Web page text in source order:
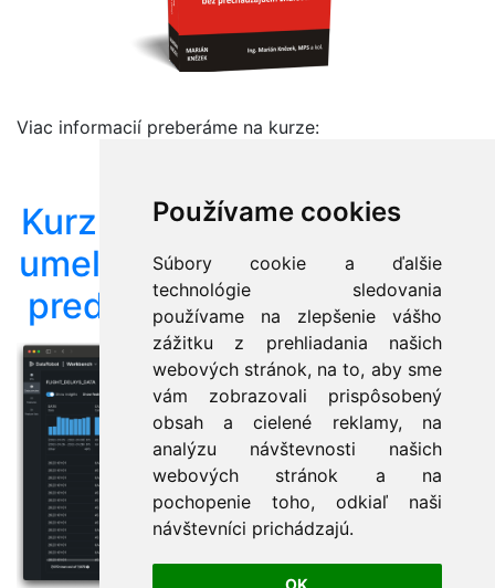
Používame cookies
Súbory cookie a ďalšie
technológie sledovania
používame na zlepšenie vášho
zážitku z prehliadania našich
webových stránok, na to, aby sme
vám zobrazovali prispôsobený
obsah a cielené reklamy, na
analýzu návštevnosti našich
webových stránok a na
pochopenie toho, odkiaľ naši
návštevníci prichádzajú.
OK
Viac informacií preberáme na kurze:
Kurz AI - Praktický úvod do
umelej inteligencie (AI) bez
predchádzajúcich znalostí